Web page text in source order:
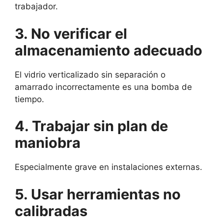
trabajador.
3. No verificar el
almacenamiento adecuado
El vidrio verticalizado sin separación o
amarrado incorrectamente es una bomba de
tiempo.
4. Trabajar sin plan de
maniobra
Especialmente grave en instalaciones externas.
5. Usar herramientas no
calibradas